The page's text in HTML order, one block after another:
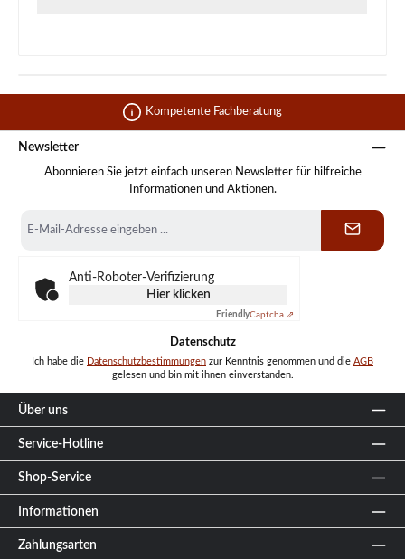
Kompetente Fachberatung
Newsletter
Abonnieren Sie jetzt einfach unseren Newsletter für hilfreiche
Informationen und Aktionen.
Mail-
Anti-Roboter-Verifizierung
Hier klicken
FriendlyCaptcha ⇗
Datenschutz
Ich habe die Datenschutzbestimmungen zur Kenntnis genommen und die AGB
gelesen und bin mit ihnen einverstanden.
Über uns
Service-Hotline
Shop-Service
Informationen
Zahlungsarten